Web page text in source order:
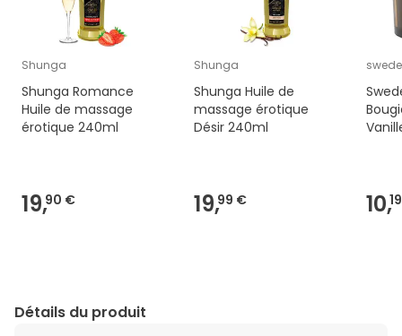
Shunga
Shunga Romance
Huile de massage
érotique 240ml
19,90 €
Shunga
Shunga Huile de
massage érotique
Désir 240ml
19,99 €
swede
10,
Détails du produit